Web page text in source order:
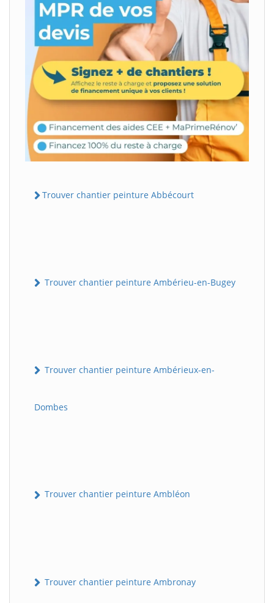
Trouver chantier peinture Abbécourt
Trouver chantier peinture Ambérieu-en-Bugey
Trouver chantier peinture Ambérieux-en-
Dombes
Trouver chantier peinture Ambléon
Trouver chantier peinture Ambronay